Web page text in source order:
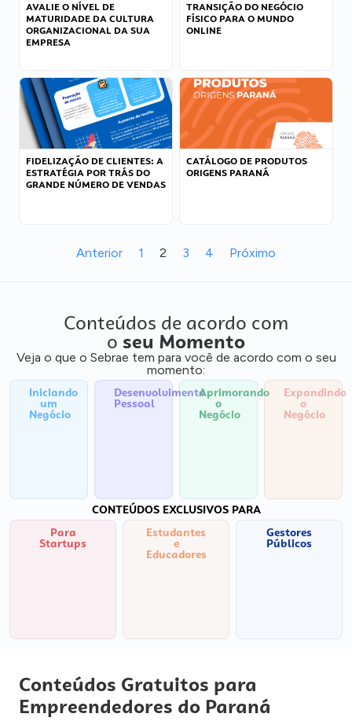
AVALIE O NÍVEL DE
MATURIDADE DA CULTURA
ORGANIZACIONAL DA SUA
EMPRESA
TRANSIÇÃO DO NEGÓCIO
FÍSICO PARA O MUNDO
ONLINE
FIDELIZAÇÃO DE CLIENTES: A
ESTRATÉGIA POR TRÁS DO
GRANDE NÚMERO DE VENDAS
CATÁLOGO DE PRODUTOS
ORIGENS PARANÁ
Anterior 1 2 3 4 Próximo
Conteúdos de acordo com
o seu Momento
Veja o que o Sebrae tem para você de acordo com o seu
momento:
Iniciando
um
Negócio
Desenvolvimento
Pessoal
Aprimorando
o
Negócio
Expandindo
o
Negócio
CONTEÚDOS EXCLUSIVOS PARA
Para
Startups
Estudantes
e
Educadores
Gestores
Públicos
Conteúdos Gratuitos para
Empreendedores do Paraná